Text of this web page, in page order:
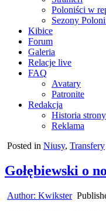
Poloniści w
Sezony
Kibice
Forum
Galeria
Relacje live
FAQ
Avatary
Patronite
Redakcja
Historia strony
Reklama
Posted in Niusy, Transfery
Gołębiewski o
Author: Kwikster